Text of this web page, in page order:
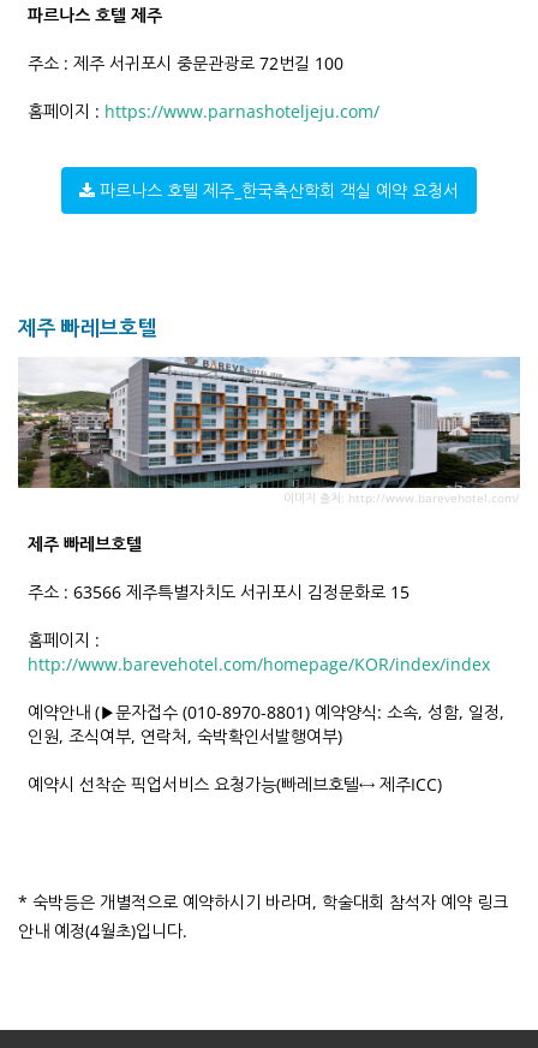
파르나스 호텔 제주
주소 : 제주 서귀포시 중문관광로 72번길 100
홈페이지 : https://www.parnashoteljeju.com/
파르나스 호텔 제주_한국축산학회 객실 예약 요청서
제주 빠레브호텔
이미지 출처: http://www.barevehotel.com/
제주 빠레브호텔
주소 : 63566 제주특별자치도 서귀포시 김정문화로 15
홈페이지 :
http://www.barevehotel.com/homepage/KOR/index/index
예약안내 (▶문자접수 (010-8970-8801) 예약양식: 소속, 성함, 일정,
인원, 조식여부, 연락처, 숙박확인서발행여부)
예약시 선착순 픽업서비스 요청가능(빠레브호텔↔ 제주ICC)
* 숙박등은 개별적으로 예약하시기 바라며, 학술대회 참석자 예약 링크
안내 예정(4월초)입니다.